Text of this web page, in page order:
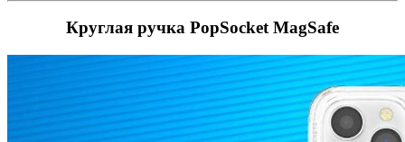
Круглая ручка PopSocket MagSafe